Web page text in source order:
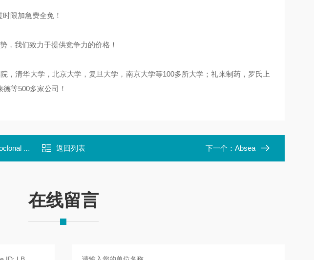
限加急费全免！
，我们致力于提供竞争力的价格！
，清华大学，北京大学，复旦大学，南京大学等100多所大学；礼来制药，罗氏上
等500多家公司！
Clone ID: 返回列表 下一个： Absea
在线留言